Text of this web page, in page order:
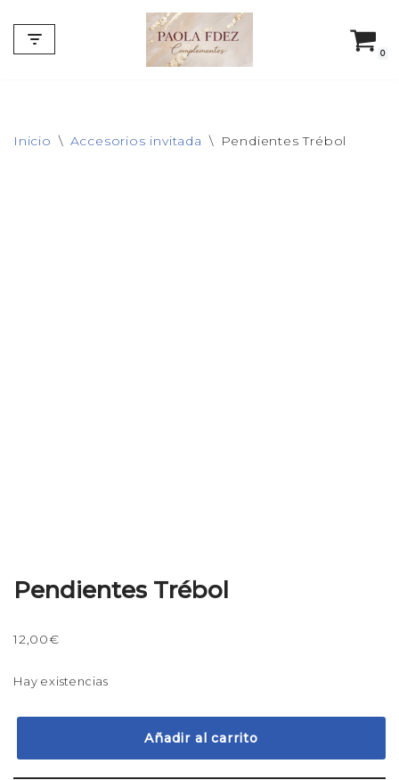
Saltar
0
Inicio \ Accesorios invitada \ Pendientes Trébol
Pendientes Trébol
12,00€
Hay existencias
Añadir al carrito